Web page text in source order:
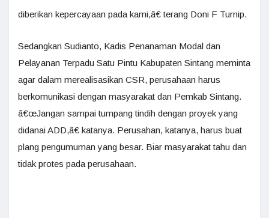
diberikan kepercayaan pada kami,â€ terang Doni F Turnip.
Sedangkan Sudianto, Kadis Penanaman Modal dan
Pelayanan Terpadu Satu Pintu Kabupaten Sintang meminta
agar dalam merealisasikan CSR, perusahaan harus
berkomunikasi dengan masyarakat dan Pemkab Sintang.
â€œJangan sampai tumpang tindih dengan proyek yang
didanai ADD,â€ katanya. Perusahan, katanya, harus buat
plang pengumuman yang besar. Biar masyarakat tahu dan
tidak protes pada perusahaan.